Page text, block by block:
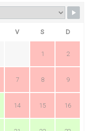
V S D
1 2
7 8 9
14 15 16